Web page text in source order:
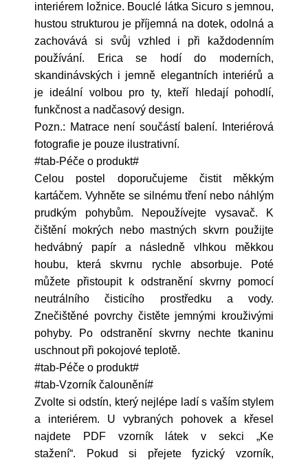
interiérem ložnice. Bouclé látka Sicuro s jemnou,
hustou strukturou je příjemná na dotek, odolná a
zachovává si svůj vzhled i při každodenním
používání. Erica se hodí do moderních,
skandinávských i jemně elegantních interiérů a
je ideální volbou pro ty, kteří hledají pohodlí,
funkčnost a nadčasový design.
Pozn.: Matrace není součástí balení. Interiérová
fotografie je pouze ilustrativní.
#tab-Péče o produkt#
Celou postel doporučujeme čistit měkkým
kartáčem. Vyhněte se silnému tření nebo náhlým
prudkým pohybům. Nepoužívejte vysavač. K
čištění mokrých nebo mastných skvrn použijte
hedvábný papír a následně vlhkou měkkou
houbu, která skvrnu rychle absorbuje. Poté
můžete přistoupit k odstranění skvrny pomocí
neutrálního čisticího prostředku a vody.
Znečištěné povrchy čistěte jemnými krouživými
pohyby. Po odstranění skvrny nechte tkaninu
uschnout při pokojové teplotě.
#tab-Péče o produkt#
#tab-Vzorník čalounění#
Zvolte si odstín, který nejlépe ladí s vaším stylem
a interiérem. U vybraných pohovek a křesel
najdete PDF vzorník látek v sekci „Ke
stažení“.
Pokud si přejete fyzický vzorník,